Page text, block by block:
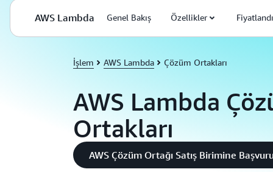
AWS Lambda Genel Bakış Özellikler
İşlem AWS Lambda Çözüm Ortakları
AWS Lambda
Ortakları
AWS Çözüm Ortağı Satış Birimine